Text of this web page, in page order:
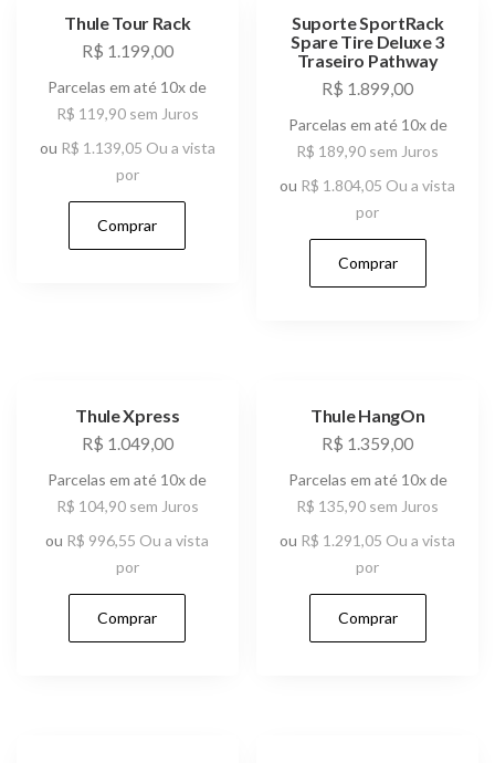
Thule Tour Rack
R$ 1.199,00
Parcelas em até 10x de
R$ 119,90 sem Juros
ou R$ 1.139,05 Ou a vista
por
Comprar
Suporte SportRack
Spare Tire Deluxe 3
Traseiro Pathway
R$ 1.899,00
Parcelas em até 10x de
R$ 189,90 sem Juros
ou R$ 1.804,05 Ou a vista
por
Comprar
Thule Xpress
R$ 1.049,00
Parcelas em até 10x de
R$ 104,90 sem Juros
ou R$ 996,55 Ou a vista
por
Comprar
Thule HangOn
R$ 1.359,00
Parcelas em até 10x de
R$ 135,90 sem Juros
ou R$ 1.291,05 Ou a vista
por
Comprar